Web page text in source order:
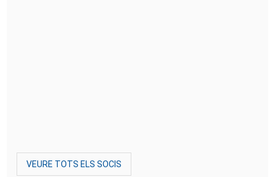
VEURE TOTS ELS SOCIS